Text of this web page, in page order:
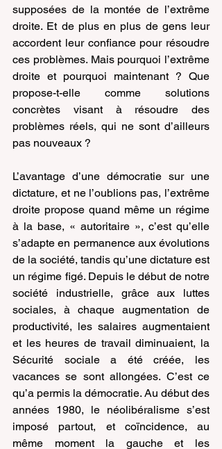
supposées de la montée de l’extrême
droite. Et de plus en plus de gens leur
accordent leur confiance pour résoudre
ces problèmes. Mais pourquoi l’extrême
droite et pourquoi maintenant ? Que
propose-t-elle comme solutions
concrètes visant à résoudre des
problèmes réels, qui ne sont d’ailleurs
pas nouveaux ?
L’avantage d’une démocratie sur une
dictature, et ne l’oublions pas, l’extrême
droite propose quand même un régime
à la base, « autoritaire », c’est qu’elle
s’adapte en permanence aux évolutions
de la société, tandis qu’une dictature est
un régime figé. Depuis le début de notre
société industrielle, grâce aux luttes
sociales, à chaque augmentation de
productivité, les salaires augmentaient
et les heures de travail diminuaient, la
Sécurité sociale a été créée, les
vacances se sont allongées. C’est ce
qu’a permis la démocratie. Au début des
années 1980, le néolibéralisme s’est
imposé partout, et coïncidence, au
même moment la gauche et les